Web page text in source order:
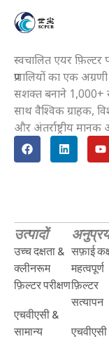
स्वचालित एयर फ़िल्टर
प्रणालियों का एक अग्रणी
सशक्त बनाने 1,000+
साथ वैश्विक ग्राहक,
और अंतर्राष्ट्रीय
उत्पादों
उच्च दक्षता &
क्लीनरूम
फ़िल्टर परीक्षण
एचवीएसी &
सामान्य
सफ़ाई
महत्वपूर्ण
फ़िल्टर
सत्यापन